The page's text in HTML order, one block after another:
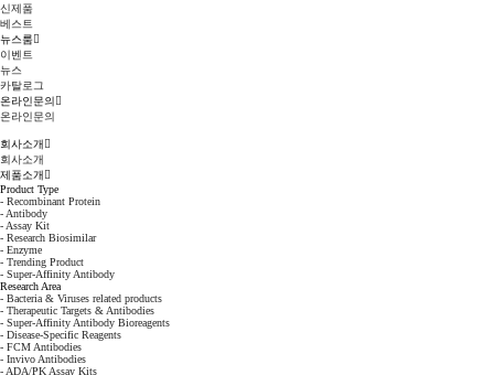
신제품
베스트
뉴스룸
이벤트
뉴스
카탈로그
온라인문의
온라인문의
회사소개
회사소개
제품소개
Product Type
- Recombinant Protein
- Antibody
- Assay Kit
- Research Biosimilar
- Enzyme
- Trending Product
- Super-Affinity Antibody
Research Area
- Bacteria & Viruses related products
- Therapeutic Targets & Antibodies
- Super-Affinity Antibody Bioreagents
- Disease-Specific Reagents
- FCM Antibodies
- Invivo Antibodies
- ADA/PK Assay Kits